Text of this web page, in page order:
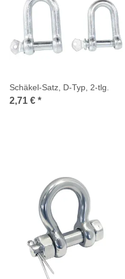
Schäkel-Satz, D-Typ, 2-tlg.
2,71 € *